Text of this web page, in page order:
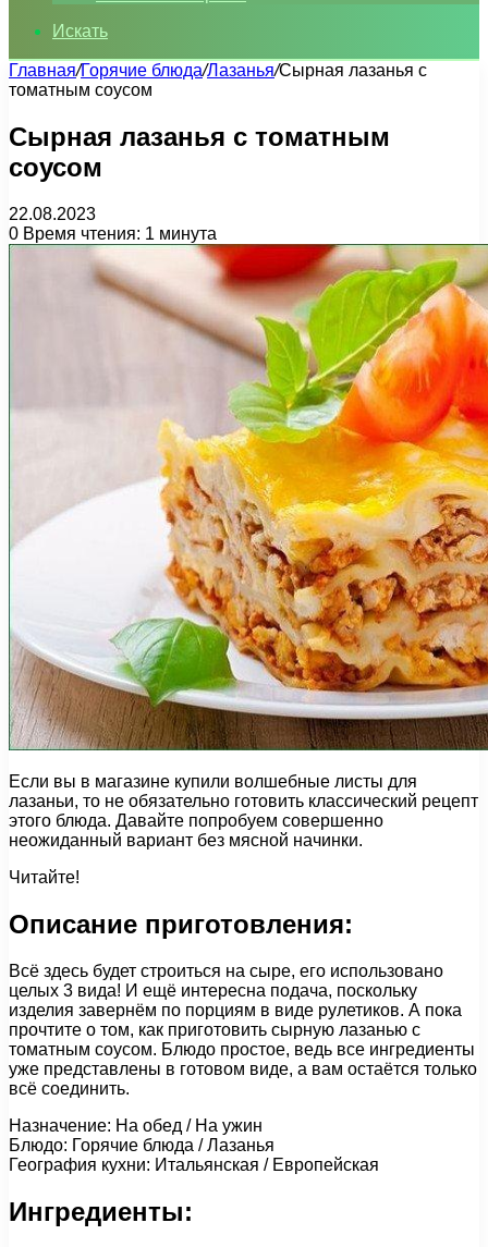
Искать
Главная/Горячие блюда/Лазанья/Сырная лазанья с
томатным соусом
Сырная лазанья с томатным
соусом
22.08.2023
0 Время чтения: 1 минута
Если вы в магазине купили волшебные листы для
лазаньи, то не обязательно готовить классический рецепт
этого блюда. Давайте попробуем совершенно
неожиданный вариант без мясной начинки.
Читайте!
Описание приготовления:
Всё здесь будет строиться на сыре, его использовано
целых 3 вида! И ещё интересна подача, поскольку
изделия завернём по порциям в виде рулетиков. А пока
прочтите о том, как приготовить сырную лазанью с
томатным соусом. Блюдо простое, ведь все ингредиенты
уже представлены в готовом виде, а вам остаётся только
всё соединить.
Назначение: На обед / На ужин
Блюдо: Горячие блюда / Лазанья
География кухни: Итальянская / Европейская
Ингредиенты: